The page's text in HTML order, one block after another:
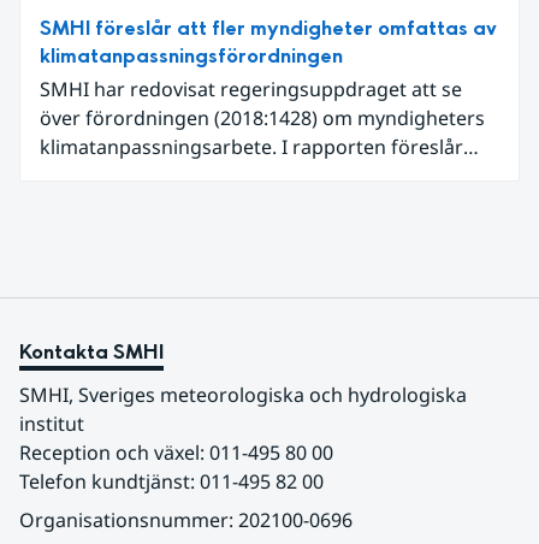
SMHI föreslår att fler myndigheter omfattas av
klimatanpassningsförordningen
SMHI har redovisat regeringsuppdraget att se
över förordningen (2018:1428) om myndigheters
klimatanpassningsarbete. I rapporten föreslår
Kontakta SMHI
SMHI, Sveriges meteorologiska och hydrologiska
institut
Reception och växel: 011-495 80 00
Telefon kundtjänst: 011-495 82 00
Organisationsnummer: 202100-0696